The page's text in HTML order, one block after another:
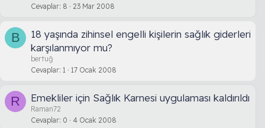
Cevaplar 8 23 Mar 2008
B
18 yaşında zihinsel engelli kişilerin sağlık giderleri
karşılanmıyor mu?
bertuğ
Cevaplar 1 17 Ocak 2008
R Emekliler için Sağlık Karnesi uygulaması kaldırıldı
Raman72
Cevaplar 0 4 Ocak 2008